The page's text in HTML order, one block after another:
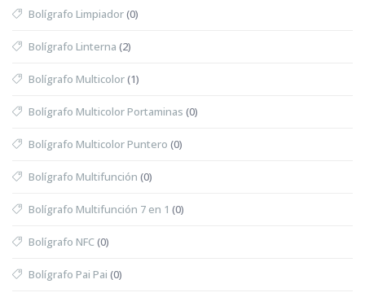
Bolígrafo Limpiador(0)
Bolígrafo Linterna (2)
Bolígrafo Multicolor(1)
Bolígrafo Multicolor Portaminas (0)
Bolígrafo Multicolor Puntero (0)
Bolígrafo Multifunción (0)
Bolígrafo Multifunción 7 en 1 (0)
Bolígrafo NFC(0)
Bolígrafo Pai Pai (0)